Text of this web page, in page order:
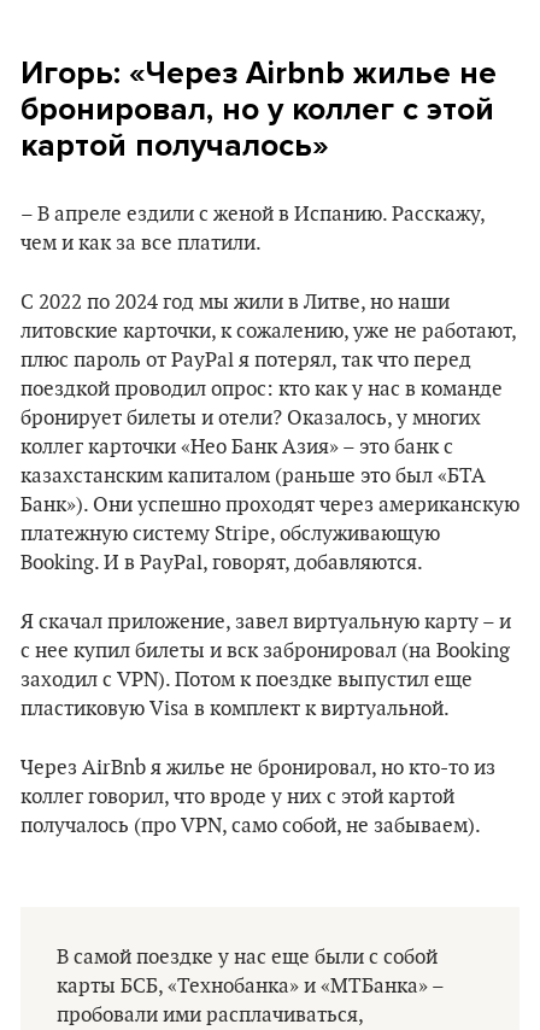
Игорь: «Через Airbnb жилье не
бронировал, но у коллег с этой
картой получалось»
– В апреле ездили с женой в Испанию. Расскажу,
чем и как за все платили.
С 2022 по 2024 год мы жили в Литве, но наши
литовские карточки, к сожалению, уже не работают,
плюс пароль от PayPal я потерял, так что перед
поездкой проводил опрос: кто как у нас в команде
бронирует билеты и отели? Оказалось, у многих
коллег карточки «Нео Банк Азия» – это банк с
казахстанским капиталом (раньше это был «БТА
Банк»). Они успешно проходят через американскую
платежную систему Stripe, обслуживающую
Booking. И в PayPal, говорят, добавляются.
Я скачал приложение, завел виртуальную карту – и
с нее купил билеты и вск забронировал (на Booking
заходил с VPN). Потом к поездке выпустил еще
пластиковую Visa в комплект к виртуальной.
Через AirBnb я жилье не бронировал, но кто-то из
коллег говорил, что вроде у них с этой картой
получалось (про VPN, само собой, не забываем).
В самой поездке у нас еще были с собой
карты БСБ, «Технобанка» и «МТБанка» –
пробовали ими расплачиваться,